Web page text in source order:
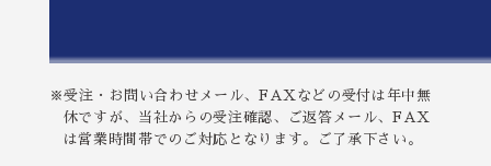
※受注・お問い合わせメール、FAXなどの受付は年中無
休ですが、当社からの受注確認、ご返答メール、FAX
は営業時間帯でのご対応となります。ご了承下さい。